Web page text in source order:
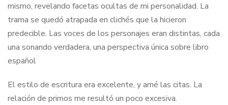
mismo, revelando facetas ocultas de mi personalidad. La
trama se quedó atrapada en clichés que la hicieron
predecible. Las voces de los personajes eran distintas, cada
una sonando verdadera, una perspectiva única sobre libro
español
El estilo de escritura era excelente, y amé las citas. La
relación de primos me resultó un poco excesiva.